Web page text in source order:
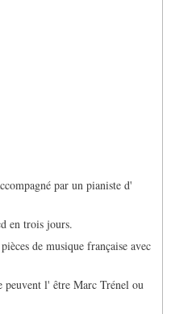
par un pianiste d'
en trois jours.
de musique française avec
peuvent l' être Marc Trénel ou